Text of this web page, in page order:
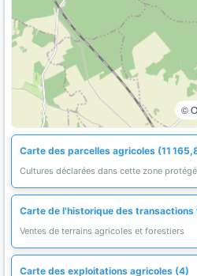
©
Carte des parcelles agricoles (11
Cultures déclarées dans cette zone
Carte de l'historique des
Ventes de terrains agricoles et forestiers
Carte des exploitations agricoles (4)